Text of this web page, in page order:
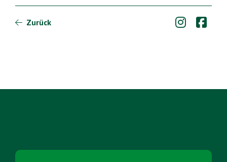
 Zurück  